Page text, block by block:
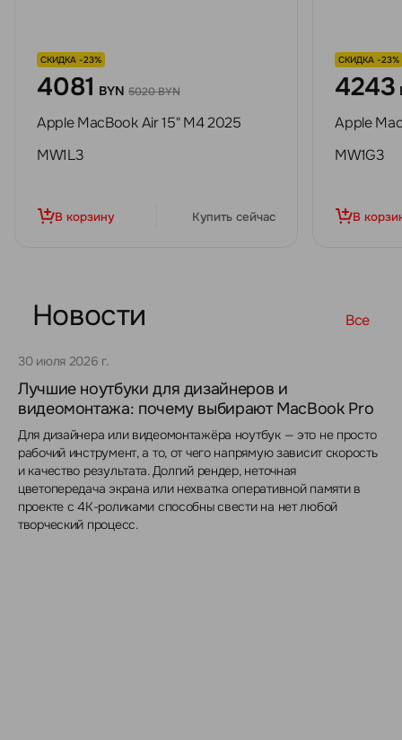
СКИДКА -23%
4081 BYN 5020 BYN
Apple MacBook Air 15" M4 2025
MW1L3
В корзину Купить сейчас
СКИДКА -23%
4243
Apple
MW1G3
В
Новости Все
30 июля 2026 г.
Лучшие ноутбуки для дизайнеров и
видеомонтажа: почему выбирают MacBook Pro
Для дизайнера или видеомонтажёра ноутбук — это не просто
рабочий инструмент, а то, от чего напрямую зависит скорость
и качество результата. Долгий рендер, неточная
цветопередача экрана или нехватка оперативной памяти в
проекте с 4K-роликами способны свести на нет любой
творческий процесс.